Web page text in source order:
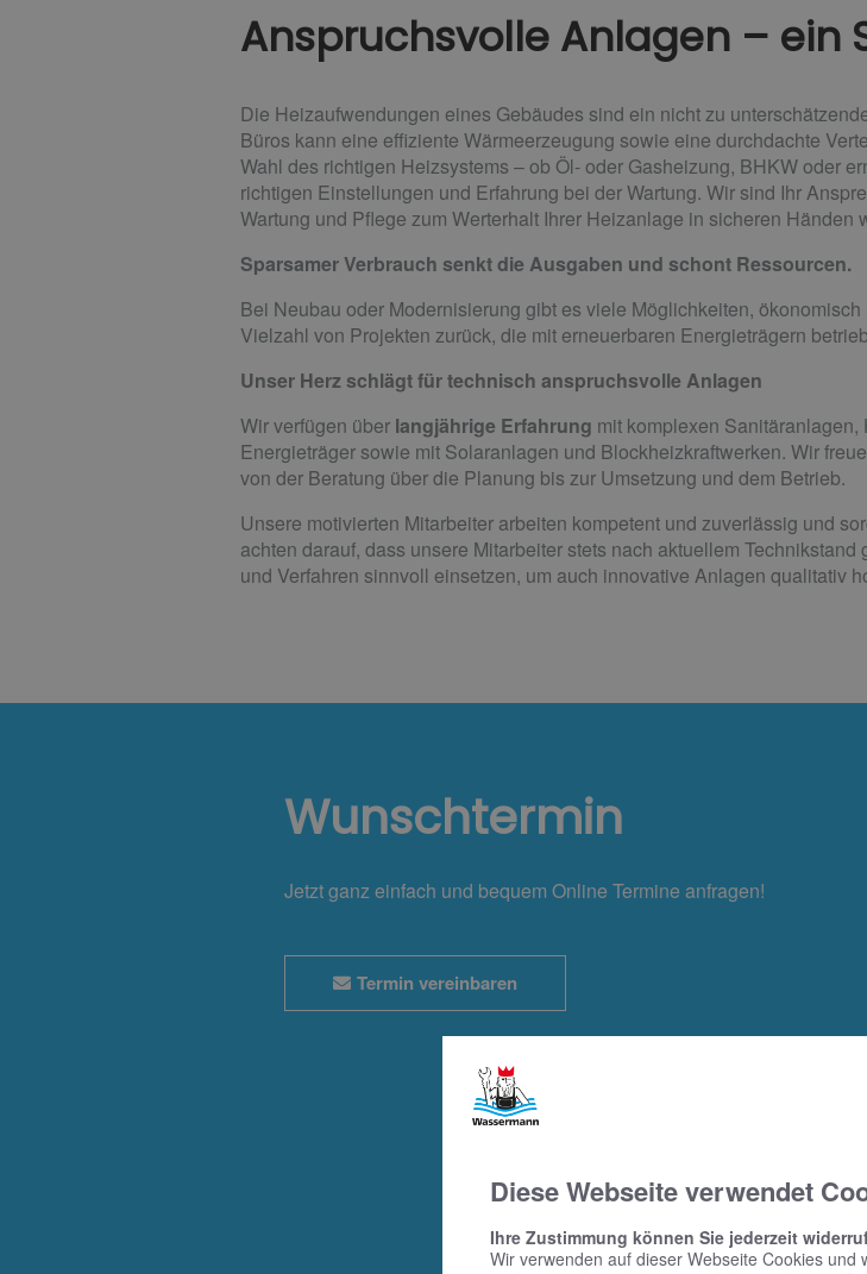
Anspruchsvolle Anlagen – ein
Die Heizaufwendungen eines Gebäudes sind ein nicht zu
Büros kann eine effiziente Wärmeerzeugung sowie eine durchdachte
Wahl des richtigen Heizsystems – ob Öl- oder Gasheizung, BHKW oder
richtigen Einstellungen und Erfahrung bei der Wartung. Wir sind Ihr
Wartung und Pflege zum Werterhalt Ihrer Heizanlage in sicheren Händen
Sparsamer Verbrauch senkt die Ausgaben und schont Ressourcen.
Bei Neubau oder Modernisierung gibt es viele Möglichkeiten,
Vielzahl von Projekten zurück, die mit erneuerbaren Energieträgern
Unser Herz schlägt für technisch anspruchsvolle Anlagen
Wir verfügen über langjährige Erfahrung mit komplexen
Energieträger sowie mit Solaranlagen und Blockheizkraftwerken. Wir
von der Beratung über die Planung bis zur Umsetzung und dem Betrieb.
Unsere motivierten Mitarbeiter arbeiten kompetent und zuverlässig und
achten darauf, dass unsere Mitarbeiter stets nach aktuellem
und Verfahren sinnvoll einsetzen, um auch innovative Anlagen qualitativ
Wunschtermin
Jetzt ganz einfach und bequem Online Termine anfragen!
Termin vereinbaren
Diese Webseite verwendet
Ihre Zustimmung können Sie jederzeit
Wir verwenden auf dieser Webseite Cookies und